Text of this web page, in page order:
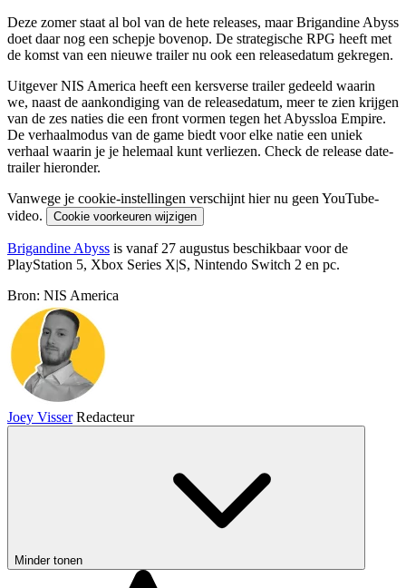
Deze zomer staat al bol van de hete releases, maar Brigandine Abyss
doet daar nog een schepje bovenop. De strategische RPG heeft met
de komst van een nieuwe trailer nu ook een releasedatum gekregen.
Uitgever NIS America heeft een kersverse trailer gedeeld waarin
we, naast de aankondiging van de releasedatum, meer te zien krijgen
van de zes naties die een front vormen tegen het Abyssloa Empire.
De verhaalmodus van de game biedt voor elke natie een uniek
verhaal waarin je je helemaal kunt verliezen. Check de release date-
trailer hieronder.
Vanwege je cookie-instellingen verschijnt hier nu geen YouTube-
video.
Cookie voorkeuren wijzigen
Brigandine Abyss is vanaf 27 augustus beschikbaar voor de
PlayStation 5, Xbox Series X|S, Nintendo Switch 2 en pc.
Bron: NIS America
Joey Visser Redacteur
Minder tonen